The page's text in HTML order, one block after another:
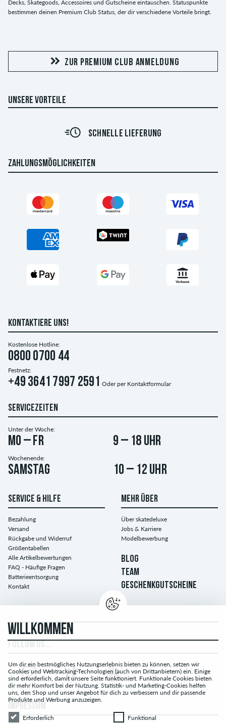
Decks, Skategoods, Accessoires und Gutscheine eintauschen. Statuspunkte
bestimmen deinen Premium Club Status, der dir verschiedene Vorteile bringt.
ZUR PREMIUM CLUB ANMELDUNG
UNSERE VORTEILE
SCHNELLE LIEFERUNG
ZAHLUNGSMÖGLICHKEITEN
KONTAKTIERE UNS!
Kostenlose Hotline:
0800 0700 44
Festnetz:
+49 3641 7997 2591 Oder per Kontaktformular
SERVICEZEITEN
Unter der Woche:
Mo – Fr 9 – 18 Uhr
Wochenende:
Samstag 10 – 12 Uhr
SERVICE & HILFE
Bezahlung
Versand
Rückgabe und Widerruf
Größentabellen
Alle Artikelbewertungen
FAQ - Häufige Fragen
Batterieentsorgung
Kontakt
MEHR ÜBER
Über skatedeluxe
Jobs & Karriere
Modelbewerbung
BLOG
TEAM
GESCHENKGUTSCHEINE
WILLKOMMEN
Um dir ein bestmögliches Nutzungserlebnis bieten zu können, setzen wir
Cookies und Webtracking-Technologien (auch von Drittanbietern) ein. Einige
sind erforderlich, damit unsere Seite funktioniert. Funktionale Cookies bieten
dir mehr Komfort bei der Nutzung. Statistik- und Marketing-Cookies helfen
uns, den Shop und unser Angebot für dich zu verbessern und dir passende
Produkte und Werbung anzuzeigen.
Erforderlich
Erforderlich FunktionalFunktional